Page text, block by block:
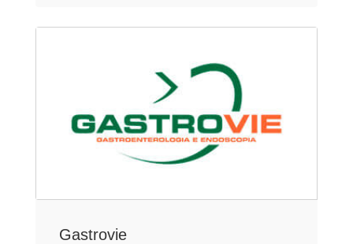
Gastrovie